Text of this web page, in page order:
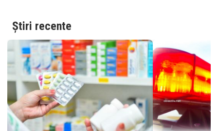
Știri recente